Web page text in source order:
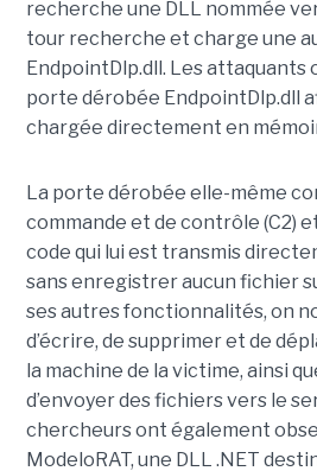
recherche une DLL nommée
tour recherche et charge une
EndpointDlp.dll. Les attaquants
porte dérobée EndpointDlp.dll
chargée directement en
La porte dérobée elle-même
commande et de contrôle (C2)
code qui lui est transmis
sans enregistrer aucun fichier
ses autres fonctionnalités, on
d’écrire, de supprimer et de
la machine de la victime, ainsi
d’envoyer des fichiers vers le
chercheurs ont également
ModeloRAT, une DLL .NET